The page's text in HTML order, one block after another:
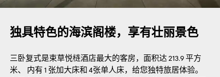
独具特色的海滨阁楼，享有壮丽景色
三卧复式是束草悦梿酒店最大的客房，面积达 213.9 平方
米、 内有 1 张加大床和 4张单人床，给您独特旅居体验。